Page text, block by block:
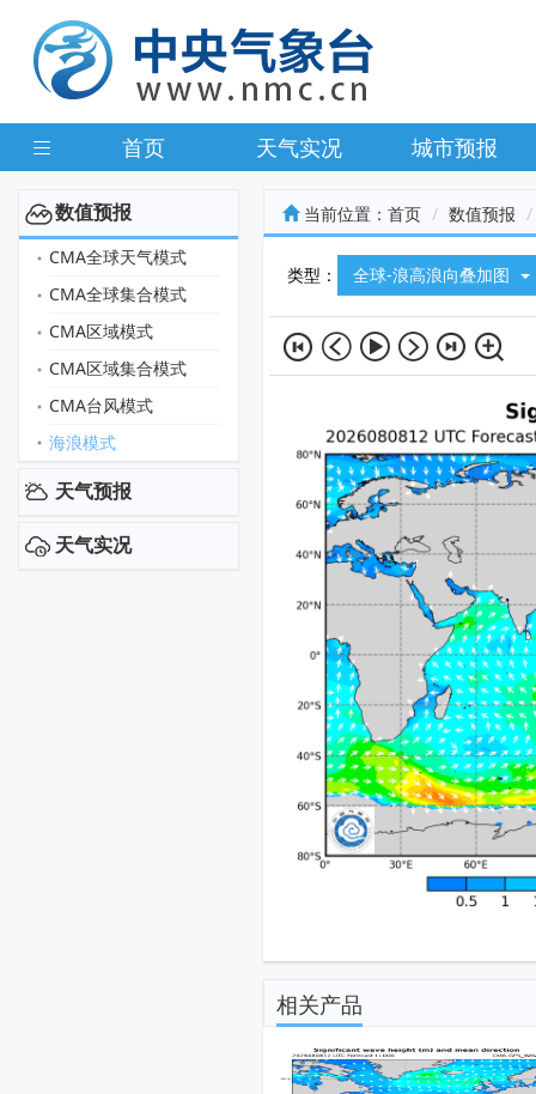
首页 天气实况 城市预报
数值预报
CMA全球天气模式
CMA全球集合模式
CMA区域模式
CMA区域集合模式
CMA台风模式
海浪模式
天气预报
天气实况
当前位置： 首页 数值预报
类型： 全球-浪高浪向叠加图
相关产品